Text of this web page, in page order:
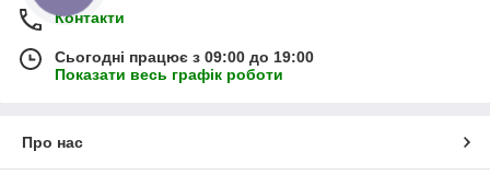
Контакти
Сьогодні працює з 09:00 до 19:00
Показати весь графік роботи
Про нас